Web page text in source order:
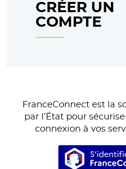
CRÉER UN
COMPTE
FranceConnect est la
par l’État pour
connexion à vos